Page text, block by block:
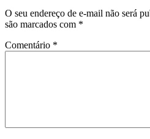
O seu endereço de e-mail não será
são marcados com *
Comentário *